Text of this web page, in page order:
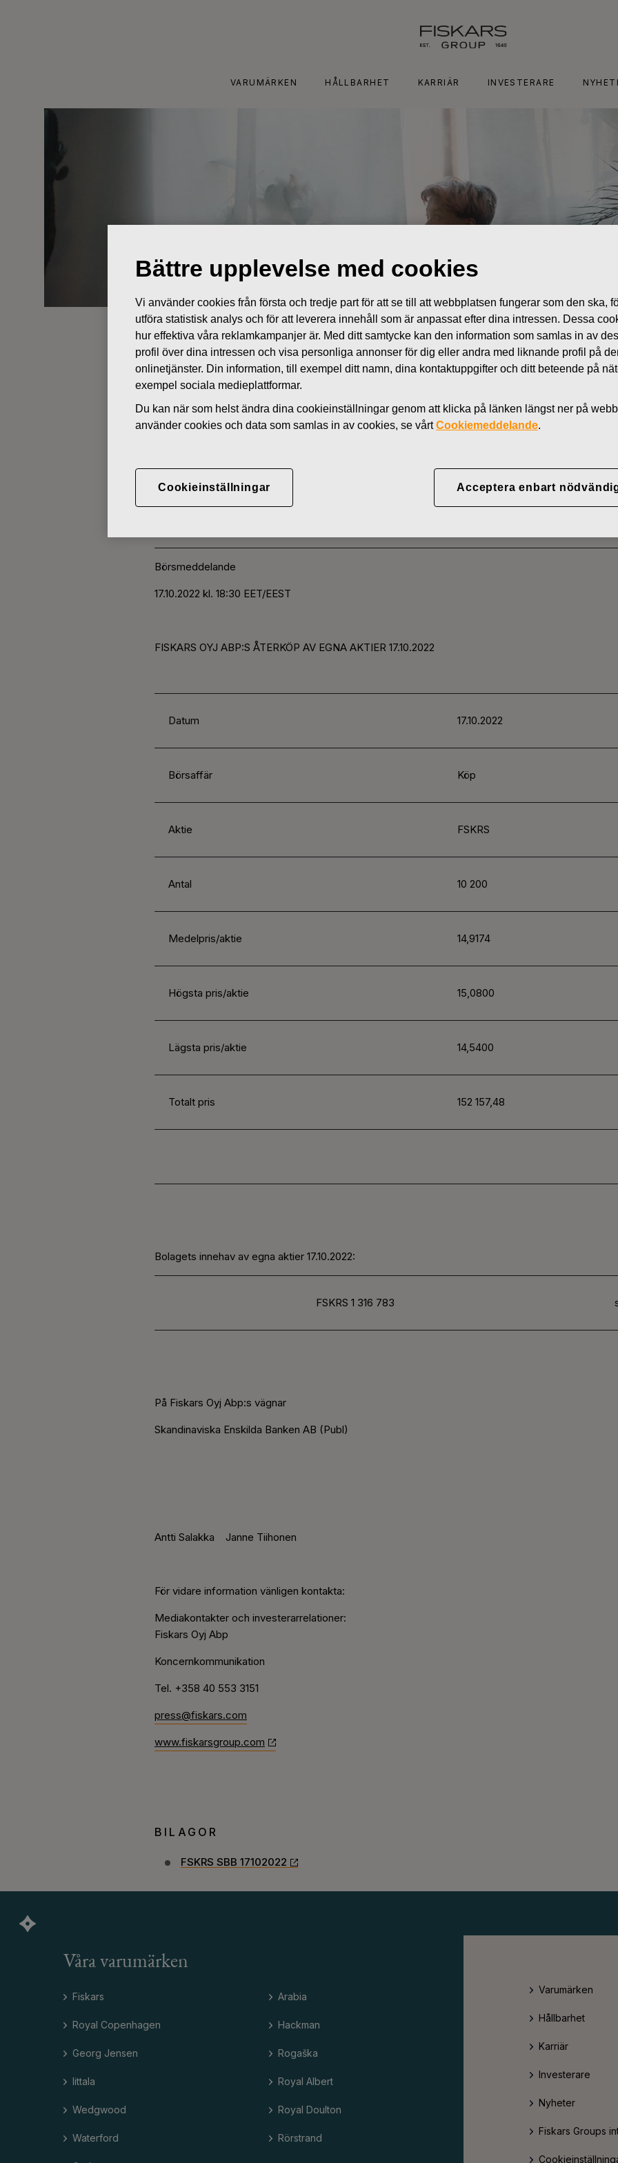
VARUMÄRKEN HÅLLBARHET KARRIÄR INVESTERARE
Nyheter
ÄGARFÖRÄNDRINGAR I EGNA AKTIER
OKTOBER 17, 2022
FISKARS OYJ ABP:S ÅTERKÖP AV
Börsmeddelande
17.10.2022 kl. 18:30 EET/EEST
FISKARS OYJ ABP:S ÅTERKÖP AV EGNA AKTIER 17.10.2022
Datum 17.10.2022
Börsaffär Köp
Aktie FSKRS
Antal 10 200
Medelpris/aktie 14,9174
Högsta pris/aktie 15,0800
Lägsta pris/aktie 14,5400
Totalt pris 152 157,48
Bolagets innehav av egna aktier 17.10.2022:
FSKRS 1 316 783
På Fiskars Oyj Abp:s vägnar
Skandinaviska Enskilda Banken AB (Publ)
Antti Salakka Janne Tiihonen
För vidare information vänligen kontakta:
Mediakontakter och investerarrelationer:
Fiskars Oyj Abp
Koncernkommunikation
Tel. +358 40 553 3151
press@fiskars.com
www.fiskarsgroup.com
BILAGOR
FSKRS SBB 17102022
Våra varumärken
Fiskars
Royal Copenhagen
Georg Jensen
Iittala
Wedgwood
Waterford
Arabia
Hackman
Rogaška
Royal Albert
Royal Doulton
Rörstrand
Varumärken
Hållbarhet
Karriär
Investerare
Nyheter
Fiskars Groups
Bättre upplevelse med cookies
Vi använder cookies från första och tredje part för att se till att webbplatsen fungerar som den ska,
utföra statistisk analys och för att leverera innehåll som är anpassat efter dina intressen. Dessa
hur effektiva våra reklamkampanjer är. Med ditt samtycke kan den information som samlas in av
profil över dina intressen och visa personliga annonser för dig eller andra med liknande profil på
onlinetjänster. Din information, till exempel ditt namn, dina kontaktuppgifter och ditt beteende på
exempel sociala medieplattformar.
Du kan när som helst ändra dina cookieinställningar genom att klicka på länken längst ner på
använder cookies och data som samlas in av cookies, se vårtCookiemeddelande.
Cookieinställningar Acceptera enbart